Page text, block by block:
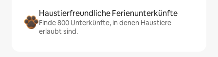
Haustierfreundliche Ferienunterkünfte
Finde 800 Unterkünfte, in denen Haustiere
erlaubt sind.